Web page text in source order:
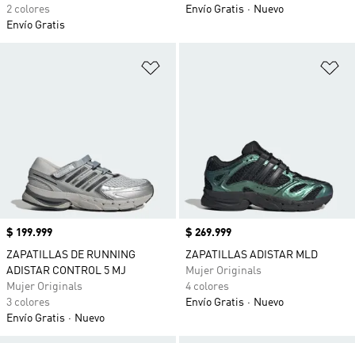
2 colores
Envío Gratis
Envío Gratis
Nuevo
Precio
$ 199.999
ZAPATILLAS DE RUNNING
ADISTAR CONTROL 5 MJ
Mujer Originals
3 colores
Envío Gratis
Nuevo
Precio
$ 269.999
ZAPATILLAS ADISTAR MLD
Mujer Originals
4 colores
Envío Gratis
Nuevo